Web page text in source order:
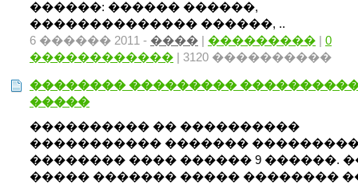
������: ������ ������,
�������������� ������, ..
6 ������ 2011 - ���� | ��������� | 0
������������ | 3120 ����������
�������� ���������
�����
���������� �� ����������
����������� �������
�������� ���� ������ 9 ������.
����� ������� ����� ��������